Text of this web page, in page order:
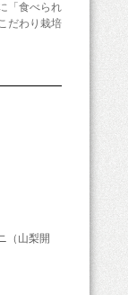
「食べられ
だわり栽培
（山梨開